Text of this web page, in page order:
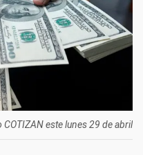
COTIZAN este lunes 29 de abril